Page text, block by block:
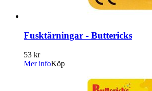
Fusktärningar - Buttericks
53 kr
Mer infoKöp